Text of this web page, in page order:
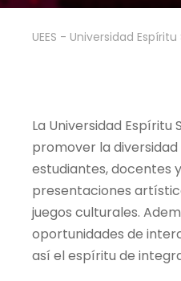
UEES - Universidad
La Universidad Espíritu
promover la
estudiantes, docentes
presentaciones
juegos culturales.
oportunidades de
así el espíritu de